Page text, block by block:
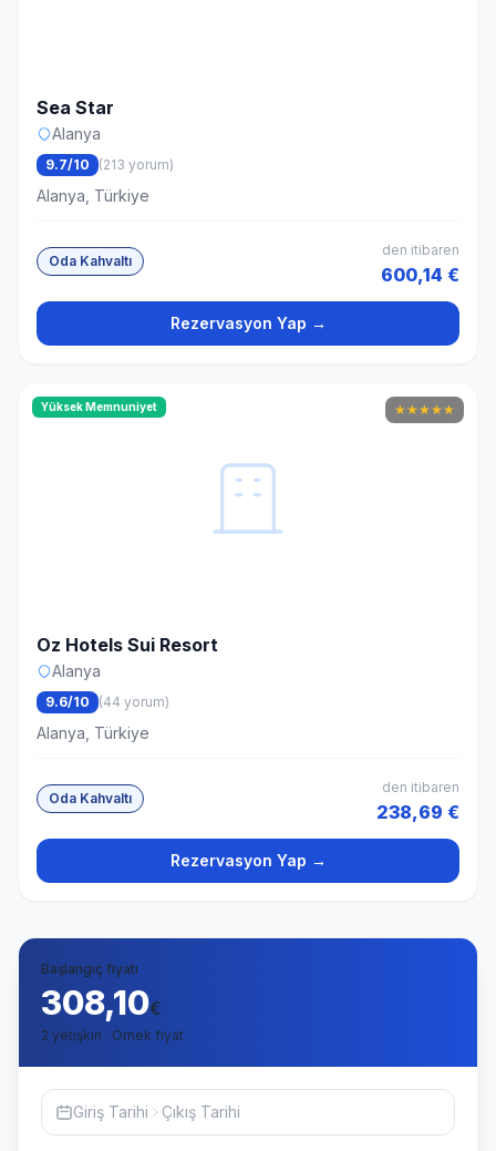
Sea Star
Alanya
9.7/10 (213 yorum)
Alanya, Türkiye
Oda Kahvaltı
den itibaren
600,14 €
Rezervasyon Yap →
Yüksek Memnuniyet ★★★★★
Oz Hotels Sui Resort
Alanya
9.6/10 (44 yorum)
Alanya, Türkiye
Oda Kahvaltı
den itibaren
238,69 €
Rezervasyon Yap →
Başlangıç fiyatı
308,10€
2 yetişkin · Örnek fiyat
Giriş Tarihi Çıkış Tarihi